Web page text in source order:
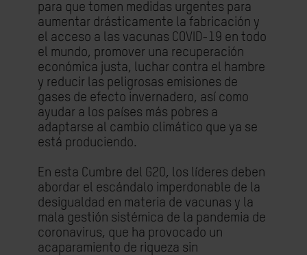
para que tomen medidas urgentes para
aumentar drásticamente la fabricación y
el acceso a las vacunas COVID-19 en todo
el mundo, promover una recuperación
económica justa, luchar contra el hambre
y reducir las peligrosas emisiones de
gases de efecto invernadero, así como
ayudar a los países más pobres a
adaptarse al cambio climático que ya se
está produciendo.
En esta Cumbre del G20, los líderes deben
abordar el escándalo imperdonable de la
desigualdad en materia de vacunas y la
mala gestión sistémica de la pandemia de
coronavirus, que ha provocado un
acaparamiento de riqueza sin